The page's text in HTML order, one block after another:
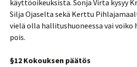
käyttöoikeuksista. Sonja Virta kysyy
Silja Ojaselta sekä Kerttu
vielä olla hallitushuoneessa vai
pois.
§12 Kokouksen päätös